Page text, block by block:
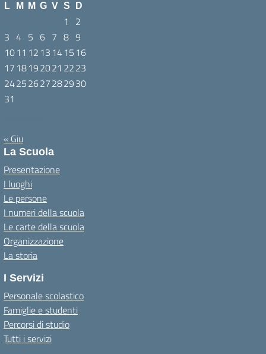
L M M G V S D
1
2
3 4 5 6 7 8 9
1011 12 13 1415 16
17 18192021 2223
24252627282930
31
« Giu
La Scuola
Presentazione
I luoghi
Le persone
I numeri della scuola
Le carte della scuola
Organizzazione
La storia
I Servizi
Personale scolastico
Famiglie e studenti
Percorsi di studio
Tutti i servizi